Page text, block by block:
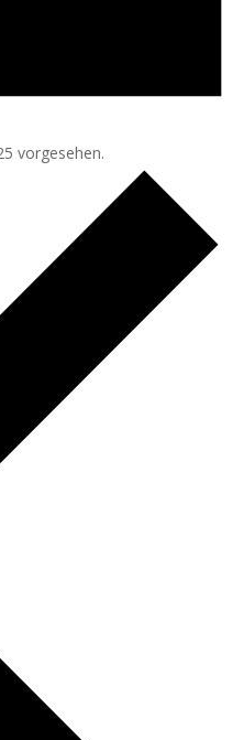
vorgesehen.